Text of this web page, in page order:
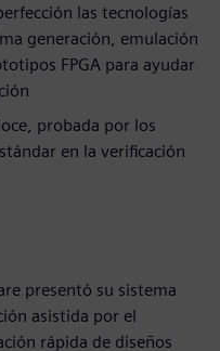
las tecnologías
generación, emulación
FPGA para ayudar
probada por los
en la verificación
presentó su sistema
asistida por el
rápida de diseños